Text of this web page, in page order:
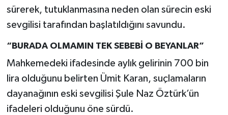
sürerek, tutuklanmasına neden olan sürecin eski
sevgilisi tarafından başlatıldığını savundu.
“BURADA OLMAMIN TEK SEBEBİ O BEYANLAR”
Mahkemedeki ifadesinde aylık gelirinin 700 bin
lira olduğunu belirten Ümit Karan, suçlamaların
dayanağının eski sevgilisi Şule Naz Öztürk’ün
ifadeleri olduğunu öne sürdü.